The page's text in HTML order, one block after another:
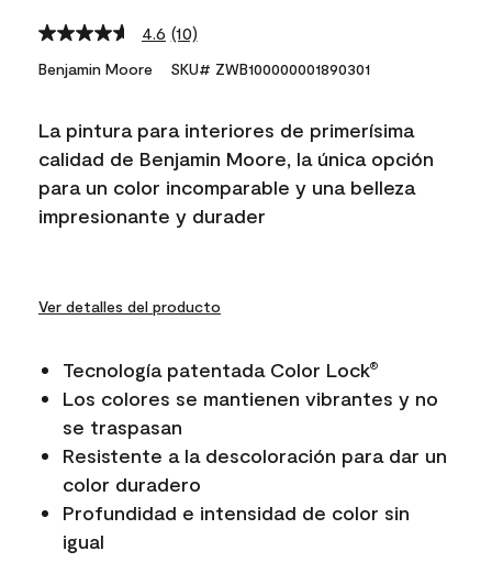
4.6 Read
10
Reviews.
link.
(10)
Benjamin Moore SKU# ZWB100000001890301
La pintura para interiores de primerísima
calidad de Benjamin Moore, la única opción
para un color incomparable y una belleza
impresionante y durader
Ver detalles del producto
Tecnología patentada Color Lock®
Los colores se mantienen vibrantes y no
se traspasan
Resistente a la descoloración para dar un
color duradero
Profundidad e intensidad de color sin
igual